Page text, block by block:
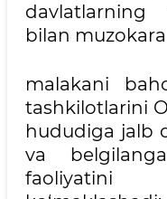
bilan
malakani
tashkilotlarini
hududiga jalb
va
faoliyatini